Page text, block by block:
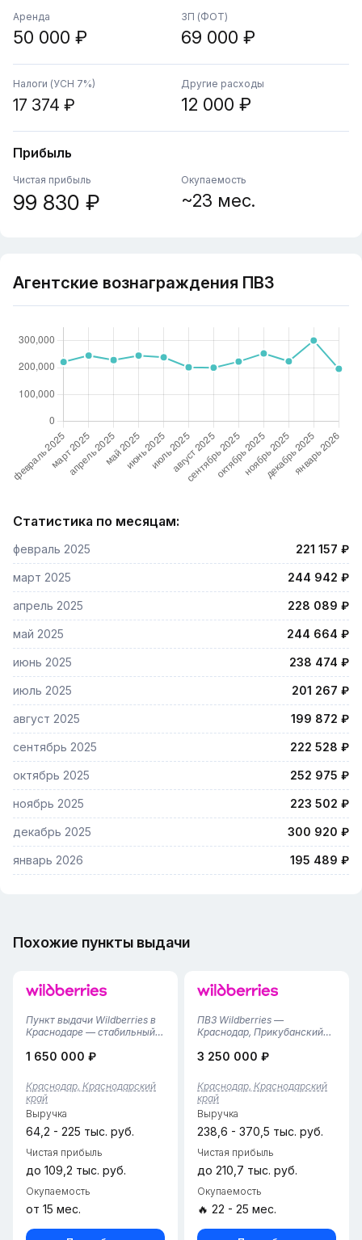
Аренда
50 000 ₽
ЗП (ФОТ)
69 000 ₽
Налоги (УСН 7%)
17 374 ₽
Другие расходы
12 000 ₽
Прибыль
Чистая прибыль
99 830 ₽
Окупаемость
~23 мес.
Агентские вознаграждения ПВЗ
Статистика по месяцам:
февраль 2025 221 157 ₽
март 2025 244 942 ₽
апрель 2025 228 089 ₽
май 2025 244 664 ₽
июнь 2025 238 474 ₽
июль 2025 201 267 ₽
август 2025 199 872 ₽
сентябрь 2025 222 528 ₽
октябрь 2025 252 975 ₽
ноябрь 2025 223 502 ₽
декабрь 2025 300 920 ₽
январь 2026 195 489 ₽
Похожие пункты выдачи
Пункт выдачи Wildberries в
Краснодаре — стабильный и
Продается действующий
Wildberries в Краснодаре —
одном из крупнейших и
быстрорастущих городов
Юга России.Пре...
1 650 000 ₽
Краснодар, Краснодарский
край
Выручка
64,2 - 225 тыс. руб.
Чистая прибыль
до 109,2 тыс. руб.
Окупаемость
от 15 мес.
ПВЗ Wildberries —
Краснодар, Прикубанский
Прикубанский район, зона
высоким трафиком.• Срок
работы: 1,5 года (стабильный
прибыльный актив).•
Собственник: Те...
3 250 000 ₽
Краснодар, Краснодарский
край
Выручка
238,6 - 370,5 тыс. руб.
Чистая прибыль
до 210,7 тыс. руб.
Окупаемость
🔥 22 - 25 мес.